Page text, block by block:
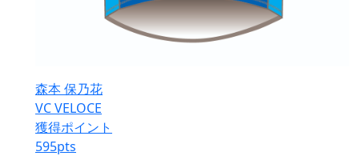
森本 保乃花
VC VELOCE
獲得ポイント
595pts